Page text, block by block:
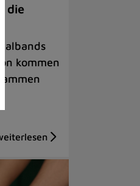
die
kommen